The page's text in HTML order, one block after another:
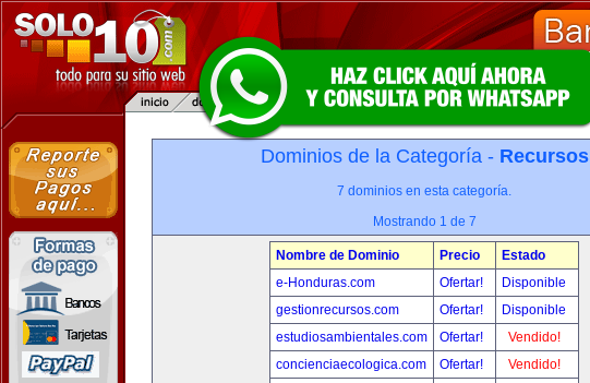
Dominios de la Categoría - Recursos
7 dominios en esta categoría.
Mostrando 1 de 7
Nombre de Dominio Precio
Estado
e-Honduras.com
Ofertar!
Disponible
gestionrecursos.com
Ofertar!
Disponible
estudiosambientales.com
Ofertar!
Vendido!
concienciaecologica.com
Ofertar!
Vendido!